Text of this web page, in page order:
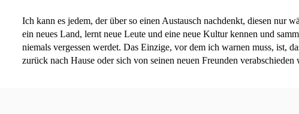
Ich kann es jedem, der über so einen Austausch nachdenkt, diesen nur
ein neues Land, lernt neue Leute und eine neue Kultur kennen und
niemals vergessen werdet. Das Einzige, vor dem ich warnen muss, ist,
zurück nach Hause oder sich von seinen neuen Freunden verabschieden